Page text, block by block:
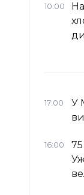
10:00
17:00
У
16:00